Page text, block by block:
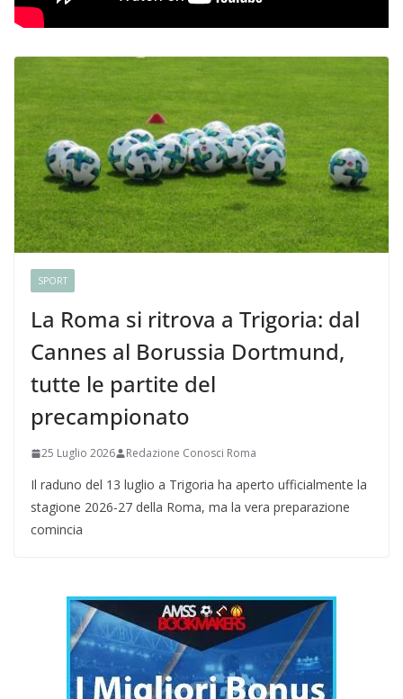
SPORT
La Roma si ritrova a Trigoria: dal
Cannes al Borussia Dortmund,
tutte le partite del
precampionato
25 Luglio 2026 Redazione Conosci Roma
Il raduno del 13 luglio a Trigoria ha aperto ufficialmente la
stagione 2026-27 della Roma, ma la vera preparazione
comincia